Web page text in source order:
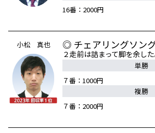
16番：2000円
小松 真也 ◎ チェアリングソン
２走前は詰まって脚を余し
単勝
７番：1000円
複勝
７番：2000円